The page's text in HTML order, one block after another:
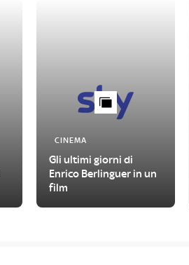
CINEMA
Gli ultimi giorni di
Enrico Berlinguer in un
film